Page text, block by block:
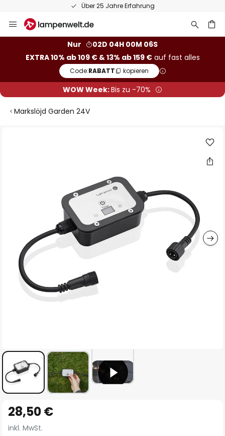
Über 25 Jahre Erfahrung
Inhalt
Nur
02D 04H 00M 05S
EXTRA 10% ab 109 € & 13% ab 159 €auf fast alles
Code:RABATT kopieren
WOW Week:Bis zu -70%
Markslöjd Garden 24V
Anfang
der
28,50 €
inkl. MwSt.